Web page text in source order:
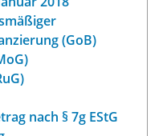
(GoB)
nach § 7g EStG